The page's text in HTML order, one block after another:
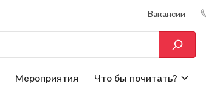
Вакансии
Мероприятия Что бы почитать?